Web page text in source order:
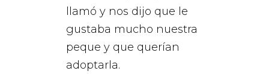
llamó y nos dijo que le
gustaba mucho nuestra
peque y que querían
adoptarla.